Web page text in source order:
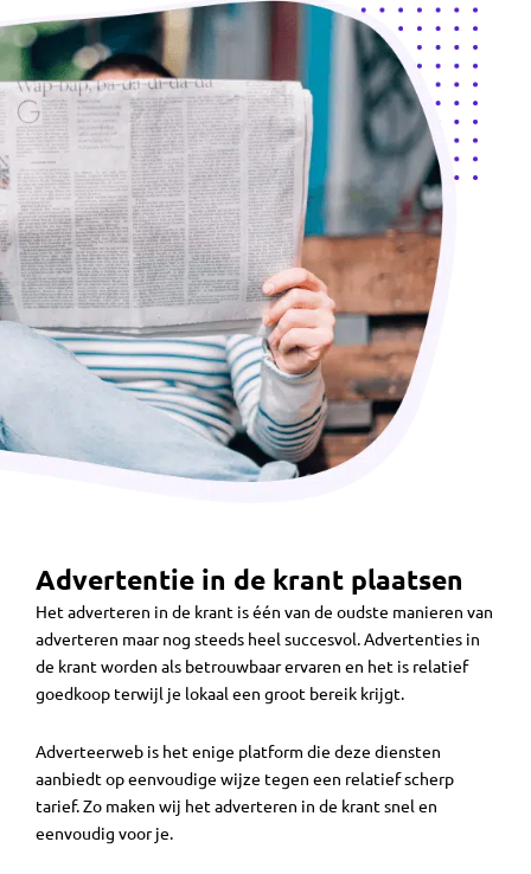
Advertentie in de krant plaatsen
Het adverteren in de krant is één van de oudste manieren van
adverteren maar nog steeds heel succesvol. Advertenties in
de krant worden als betrouwbaar ervaren en het is relatief
goedkoop terwijl je lokaal een groot bereik krijgt.
Adverteerweb is het enige platform die deze diensten
aanbiedt op eenvoudige wijze tegen een relatief scherp
tarief. Zo maken wij het adverteren in de krant snel en
eenvoudig voor je.